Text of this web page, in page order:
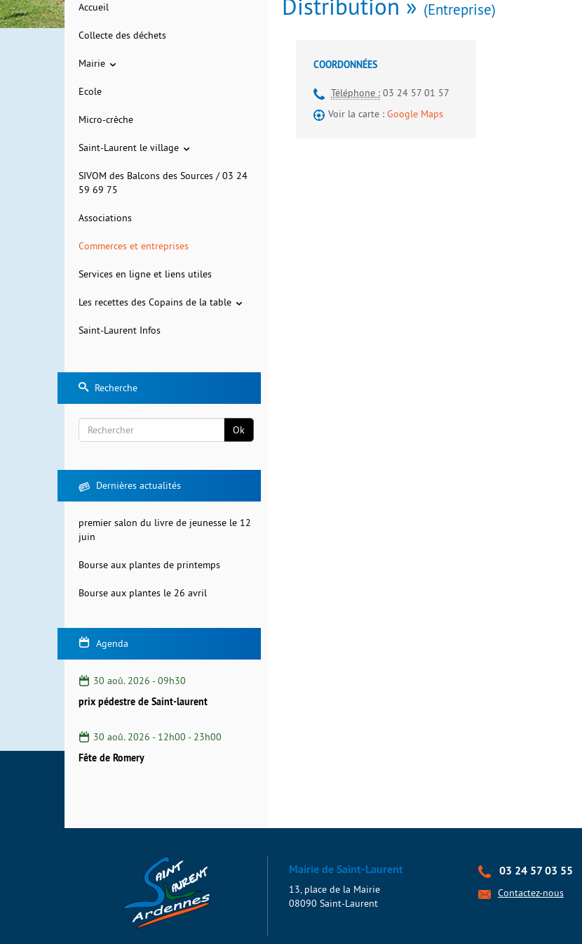
Accueil
Collecte des déchets
Mairie
Ecole
Micro-crèche
Saint-Laurent le village
SIVOM des Balcons des Sources / 03 24
59 69 75
Associations
Commerces et entreprises
Services en ligne et liens utiles
Les recettes des Copains de la table
Saint-Laurent Infos
Recherche
Ok
Dernières actualités
premier salon du livre de jeunesse le 12
juin
Bourse aux plantes de printemps
Bourse aux plantes le 26 avril
Agenda
30 aoû. 2026 - 09h30
prix pédestre de Saint-laurent
30 aoû. 2026 - 12h00 - 23h00
Fête de Romery
Distribution »
Entreprise
COORDONNÉES
Téléphone : 03 24 57 01 57
Voir la carte : Google Maps
Mairie de Saint-Laurent
13, place de la Mairie
08090 Saint-Laurent
03 24 57 03 55
Contactez-nous